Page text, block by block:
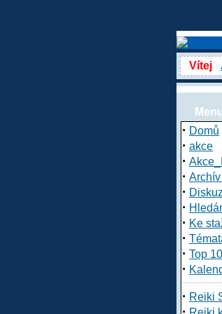
Vítej
· Domů
· akce
·
·
·
·
· Ke
·
· Top 10
·
· Reiki